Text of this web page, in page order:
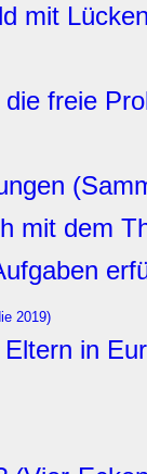
mit
freie
mit dem
2019)
in